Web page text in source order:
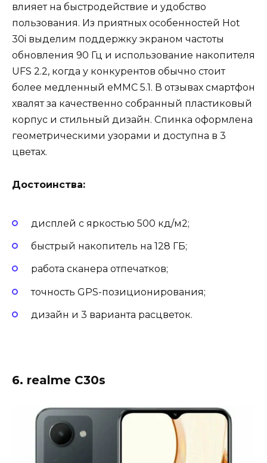
влияет на быстродействие и удобство
пользования. Из приятных особенностей Hot
30i выделим поддержку экраном частоты
обновления 90 Гц и использование накопителя
UFS 2.2, когда у конкурентов обычно стоит
более медленный eMMC 5.1. В отзывах смартфон
хвалят за качественно собранный пластиковый
корпус и стильный дизайн. Спинка оформлена
геометрическими узорами и доступна в 3
цветах.
Достоинства:
дисплей с яркостью 500 кд/м2;
быстрый накопитель на 128 ГБ;
работа сканера отпечатков;
точность GPS-позиционирования;
дизайн и 3 варианта расцветок.
6. realme C30s